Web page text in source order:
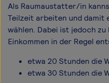
Als Raumaustatter/in
Teilzeit arbeiten und damit
wählen. Dabei ist jedoch
Einkommen in der Regel
etwa 20 Stunden die
etwa 30 Stunden die